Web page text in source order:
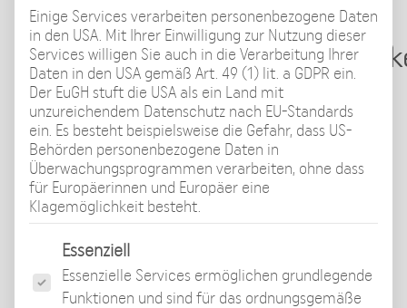
Grundlegende Fakten zur
kursierende Mythen und
Falschinformationen
Video-Thema
Dr. med. Axel Becker, Facharzt für Plastische,
Ästhetische u. Rekonstruktive Chirurgie,
Facharzt für Orthopädie & Unfallchirurgie führt
Grundsätzliches zum Thema Beinverlängerung
und Beinverlängerungsgeschwindigkeit aus.
Einige Services verarbeiten personenbezogene Daten
in den USA. Mit Ihrer Einwilligung zur Nutzung dieser
Services willigen Sie auch in die Verarbeitung Ihrer
Daten in den USA gemäß Art. 49 (1) lit. a GDPR ein.
Der EuGH stuft die USA als ein Land mit
unzureichendem Datenschutz nach EU-Standards
ein. Es besteht beispielsweise die Gefahr, dass US-
Behörden personenbezogene Daten in
Überwachungsprogrammen verarbeiten, ohne dass
für Europäerinnen und Europäer eine
Klagemöglichkeit besteht.
Es folgt eine Liste der Service-Gruppen, für die
Essenziell
Essenzielle Services ermöglichen grundlegende
Funktionen und sind für das ordnungsgemäße